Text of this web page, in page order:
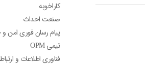
کاراخوبه
صنعت احداث
پیام رسان فوری امن
تیمی OPM
فناوری اطلاعات و